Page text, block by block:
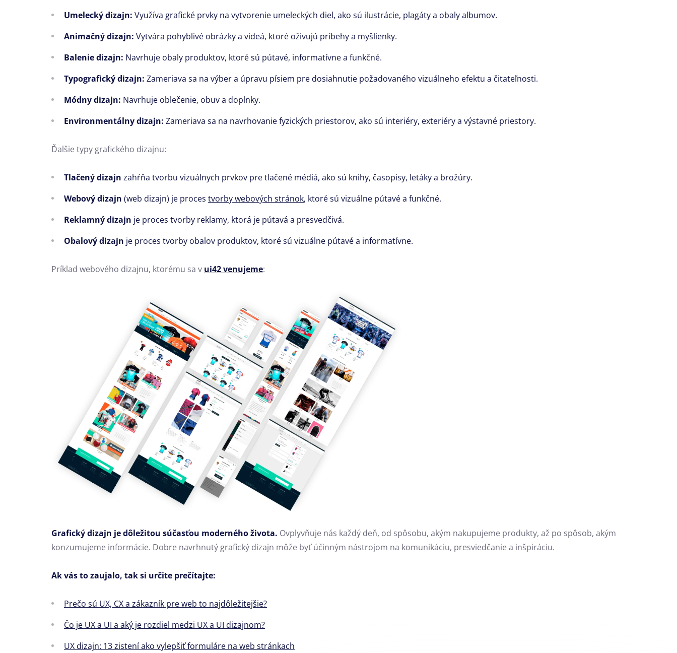
Umelecký dizajn: Využíva grafické prvky na vytvorenie umeleckých diel, ako sú ilustrácie, plagáty a obaly albumov.
Animačný dizajn: Vytvára pohyblivé obrázky a videá, ktoré oživujú príbehy a myšlienky.
Balenie dizajn: Navrhuje obaly produktov, ktoré sú pútavé, informatívne a funkčné.
Typografický dizajn: Zameriava sa na výber a úpravu písiem pre dosiahnutie požadovaného vizuálneho efektu a čitateľnosti.
Módny dizajn: Navrhuje oblečenie, obuv a doplnky.
Environmentálny dizajn: Zameriava sa na navrhovanie fyzických priestorov, ako sú interiéry, exteriéry a výstavné priestory.
Ďalšie typy grafického dizajnu:
Tlačený dizajn zahŕňa tvorbu vizuálnych prvkov pre tlačené médiá, ako sú knihy, časopisy, letáky a brožúry.
Webový dizajn (web dizajn) je proces tvorby webových stránok, ktoré sú vizuálne pútavé a funkčné.
Reklamný dizajn je proces tvorby reklamy, ktorá je pútavá a presvedčivá.
Obalový dizajn je proces tvorby obalov produktov, ktoré sú vizuálne pútavé a informatívne.
Príklad webového dizajnu, ktorému sa v ui42 venujeme:
Grafický dizajn je dôležitou súčasťou moderného života. Ovplyvňuje nás každý deň, od spôsobu, akým nakupujeme produkty, až po spôsob, akým
konzumujeme informácie. Dobre navrhnutý grafický dizajn môže byť účinným nástrojom na komunikáciu, presviedčanie a inšpiráciu.
Ak vás to zaujalo, tak si určite prečítajte:
Prečo sú UX, CX a zákazník pre web to najdôležitejšie?
Čo je UX a UI a aký je rozdiel medzi UX a UI dizajnom?
UX dizajn: 13 zistení ako vylepšiť formuláre na web stránkach